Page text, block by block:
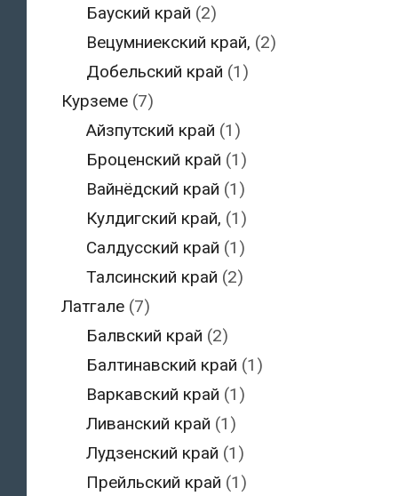
Бауский край (2)
Вецумниекский край, (2)
Добельский край (1)
Курземе(7)
Айзпутский край (1)
Броценский край (1)
Вайнёдский край (1)
Кулдигский край, (1)
Салдусский край (1)
Талсинский край (2)
Латгале(7)
Балвский край (2)
Балтинавский край (1)
Варкавский край (1)
Ливанский край (1)
Лудзенский край (1)
Прейльский край (1)